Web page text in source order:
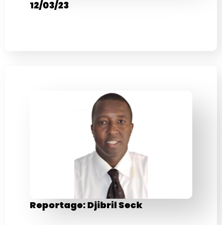
12/03/23
Reportage: Djibril Seck